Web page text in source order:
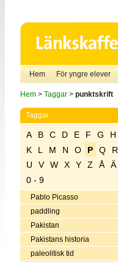
Hem För yngre elever
Hem> Taggar> punktskrift
Taggar
A B C D E F G H
K
L M N O P Q R
U
V W X Y Z Å Ä
0 - 9
Pablo Picasso
paddling
Pakistan
Pakistans historia
paleolitisk tid